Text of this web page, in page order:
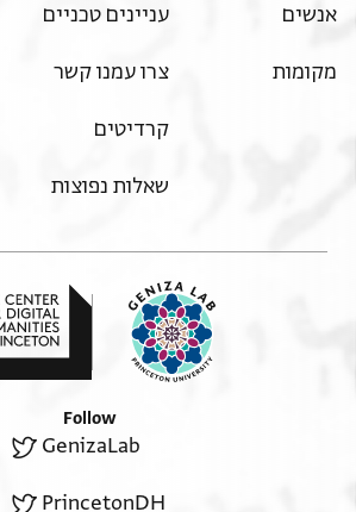
אנשים
מקומות
עניינים טכניים
צרו עמנו קשר
קרדיטים
שאלות נפוצות
Follow
GenizaLab
PrincetonDH